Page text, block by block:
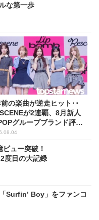
な第一歩
の楽曲が逆走ヒット･･
が2連覇、8月新人
グループブランド評判
プ5
ュー突破！
度目の大記録
Surfin’ Boy」をファンコ